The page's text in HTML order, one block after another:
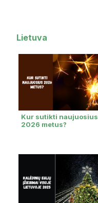
Lietuva
Kur sutikti naujuosius
2026 metus?